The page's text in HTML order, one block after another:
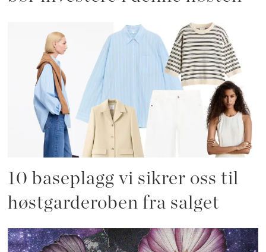
10 baseplagg vi sikrer oss til
høstgarderoben fra salget